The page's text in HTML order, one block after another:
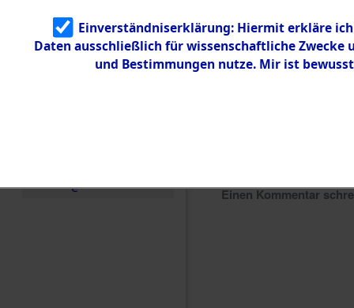
Identifizierun
5.3.3
Todesmärsch
e Einen Kommentar
Einverständniserklärung: Hiermit erkläre
Daten ausschließlich für wissenschaftliche
und Bestimmungen nutze. Mir ist